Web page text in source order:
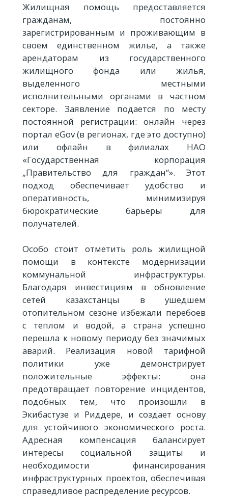
Жилищная помощь предоставляется
гражданам, постоянно
зарегистрированным и проживающим в
своем единственном жилье, а также
арендаторам из государственного
жилищного фонда или жилья,
выделенного местными
исполнительными органами в частном
секторе. Заявление подается по месту
постоянной регистрации: онлайн через
портал eGov (в регионах, где это доступно)
или офлайн в филиалах НАО
«Государственная корпорация
„Правительство для граждан“». Этот
подход обеспечивает удобство и
оперативность, минимизируя
бюрократические барьеры для
получателей.
Особо стоит отметить роль жилищной
помощи в контексте модернизации
коммунальной инфраструктуры.
Благодаря инвестициям в обновление
сетей казахстанцы в ушедшем
отопительном сезоне избежали перебоев
с теплом и водой, а страна успешно
перешла к новому периоду без значимых
аварий. Реализация новой тарифной
политики уже демонстрирует
положительные эффекты: она
предотвращает повторение инцидентов,
подобных тем, что произошли в
Экибастузе и Риддере, и создает основу
для устойчивого экономического роста.
Адресная компенсация балансирует
интересы социальной защиты и
необходимости финансирования
инфраструктурных проектов, обеспечивая
справедливое распределение ресурсов.